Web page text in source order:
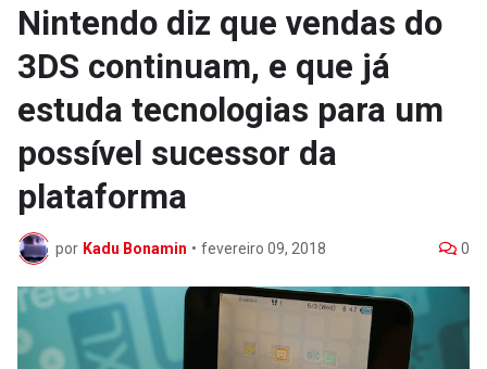
Nintendo diz que vendas do
3DS continuam, e que já
estuda tecnologias para um
possível sucessor da
plataforma
por Kadu Bonamin • fevereiro 09, 2018 0